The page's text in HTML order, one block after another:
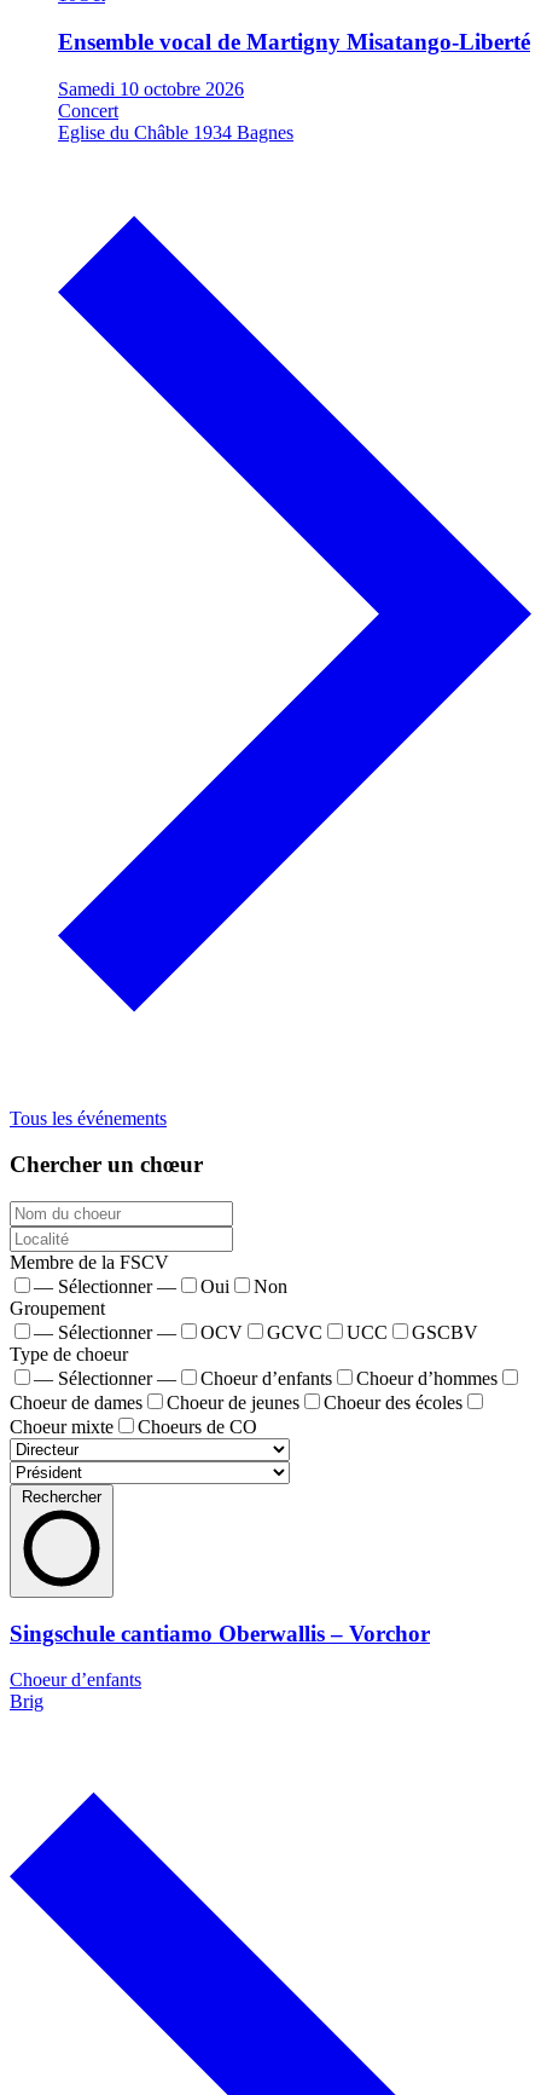
Ensemble vocal de Martigny Misatango-Liberté
Samedi 10 octobre 2026
Concert
Eglise du Châble 1934 Bagnes
Tous les événements
Chercher un chœur
Membre de la FSCV
— Sélectionner —
Oui
Non
Groupement
— Sélectionner —
OCV GCVC UCC
GSCBV
Type de choeur
— Sélectionner —
Choeur d’enfants
Choeur d’hommes
Choeur de dames
Choeur de jeunes
Choeur des écoles
Choeur mixte
Choeurs de CO
Rechercher
Singschule cantiamo Oberwallis – Vorchor
Choeur d’enfants
Brig